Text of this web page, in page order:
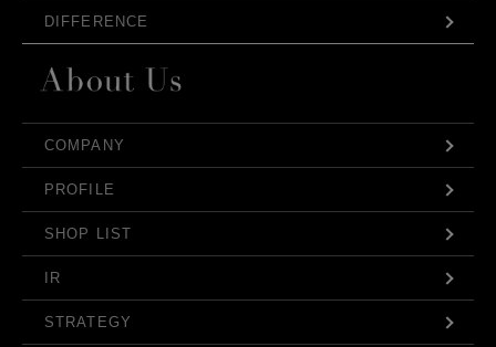
DIFFERENCE
COMPANY
PROFILE
SHOP LIST
IR
STRATEGY